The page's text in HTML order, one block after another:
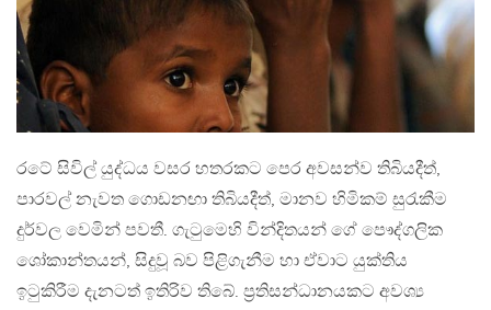
රටේ සිවිල් යුද්ධය වසර හතරකට පෙර අවසන්ව තිබියදීත්,
පාරවල් නැවත ගොඩනඟා තිබියදීත්, මානව හිමිකම් සුරැකීම
දුර්වල වෙමින් පවතී. ගැටුමෙහි වින්දිතයන් ගේ පෞද්ගලික
ශෝකාන්තයන්, සිදුවූ බව පිළිගැනීම හා ඒවාට යුක්තිය
ඉටුකිරීම දැනටත් ඉතිරිව තිබේ. ප‍්‍රතිසන්ධානයකට අවශ්‍ය